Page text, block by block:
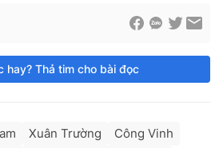
hay? Thả tim cho bài đọc
Xuân Trường
Công Vinh